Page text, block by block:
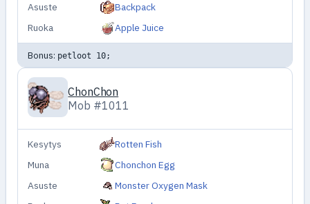
Asuste
Backpack
Ruoka
Apple Juice
Bonus: petloot 10;
ChonChon
Mob #1011
Kesytys
Rotten Fish
Muna
Chonchon Egg
Asuste
Monster Oxygen Mask